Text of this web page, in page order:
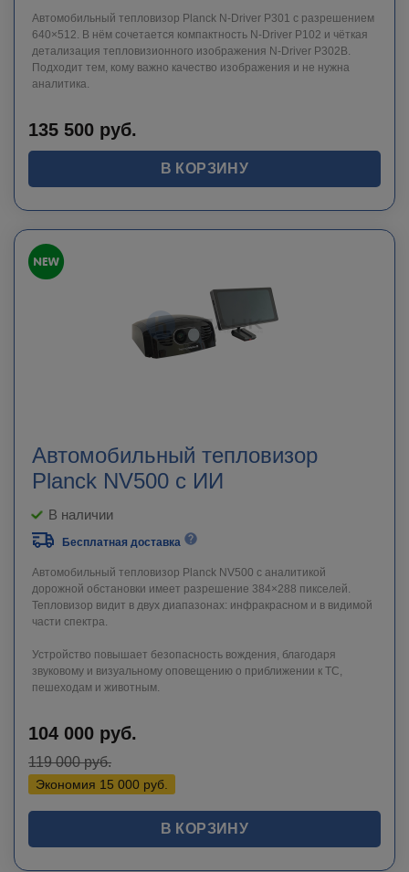
Автомобильный тепловизор Planck N-Driver P301 с разрешением
640×512. В нём сочетается компактность N-Driver P102 и чёткая
детализация тепловизионного изображения N-Driver P302B.
Подходит тем, кому важно качество изображения и не нужна
аналитика.
135 500 руб.
В КОРЗИНУ
Автомобильный тепловизор
Planck NV500 с ИИ
В наличии
Бесплатная доставка
Автомобильный тепловизор Planck NV500 с аналитикой
дорожной обстановки имеет разрешение 384×288 пикселей.
Тепловизор видит в двух диапазонах: инфракрасном и в видимой
части спектра.
Устройство повышает безопасность вождения, благодаря
звуковому и визуальному оповещению о приближении к ТС,
пешеходам и животным.
104 000 руб.
119 000руб.
Экономия 15 000 руб.
В КОРЗИНУ